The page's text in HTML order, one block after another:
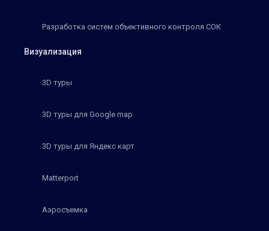
Разработка систем объективного контроля СОК
Визуализация
3D туры
3D туры для Google map
3D туры для Яндекс карт
Matterport
Аэросъемка